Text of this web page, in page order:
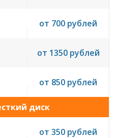
от 700 рублей
от 1350 рублей
от 850 рублей
диск
от 350 рублей